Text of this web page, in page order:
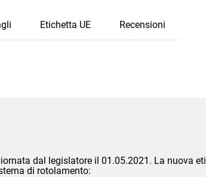
Etichetta UE Recensioni
dal legislatore il 01.05.2021. La nuova
di rotolamento: